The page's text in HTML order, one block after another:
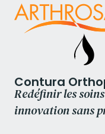
Contura
Redéfinir les
innovation sans